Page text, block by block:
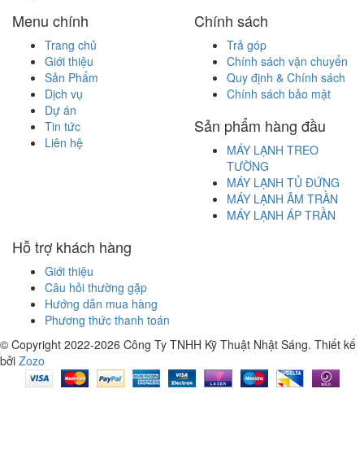
Menu chính
Trang chủ
Giới thiệu
Sản Phẩm
Dịch vụ
Dự án
Tin tức
Liên hệ
Chính sách
Trả góp
Chính sách vận chuyển
Quy định & Chính sách
Chính sách bảo mật
Sản phẩm hàng đầu
MÁY LẠNH TREO
TƯỜNG
MÁY LẠNH TỦ ĐỨNG
MÁY LẠNH ÂM TRẦN
MÁY LẠNH ÁP TRẦN
Hỗ trợ khách hàng
Giới thiệu
Câu hỏi thường gặp
Hướng dẫn mua hàng
Phương thức thanh toán
© Copyright 2022-2026 Công Ty TNHH Kỹ Thuật Nhật Sáng. Thiết kế
bởi Zozo